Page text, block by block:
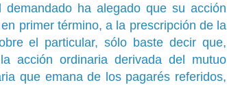
ha alegado que su acción
primer término, a la prescripción de la
el particular, sólo baste decir que,
acción ordinaria derivada del mutuo
que emana de los pagarés referidos,